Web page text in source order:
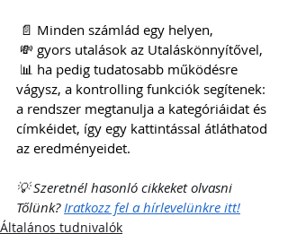
📄 Minden számlád egy helyen,
💸 gyors utalások az Utaláskönnyítővel,
📊 ha pedig tudatosabb működésre
vágysz, a kontrolling funkciók segítenek:
a rendszer megtanulja a kategóriáidat és
címkéidet, így egy kattintással átláthatod
az eredményeidet.
💡 Szeretnél hasonló cikkeket olvasni
Tőlünk? Iratkozz fel a hírlevelünkre itt!
Általános tudnivalók